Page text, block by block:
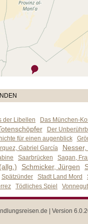
der Libellen Das München-
Der
für einen augenblick
Gabriel García
Saarbrücken
Sagan,
Schmicker, Jürgen
Spätzünder Stadt Land Mord
Tödliches Spiel
| Version